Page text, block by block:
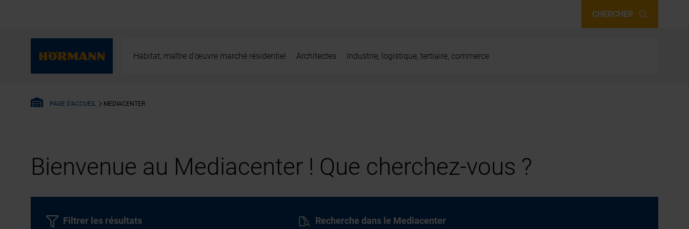
CHERCHER
Habitat, maître d’œuvre marché résidentiel Architectes Industrie, logistique, tertiaire, commerce
PAGE D'ACCUEIL MEDIACENTER
Bienvenue au Mediacenter ! Que cherchez-vous ?
Recherche dans le Mediacenter
Filtrer les résultats